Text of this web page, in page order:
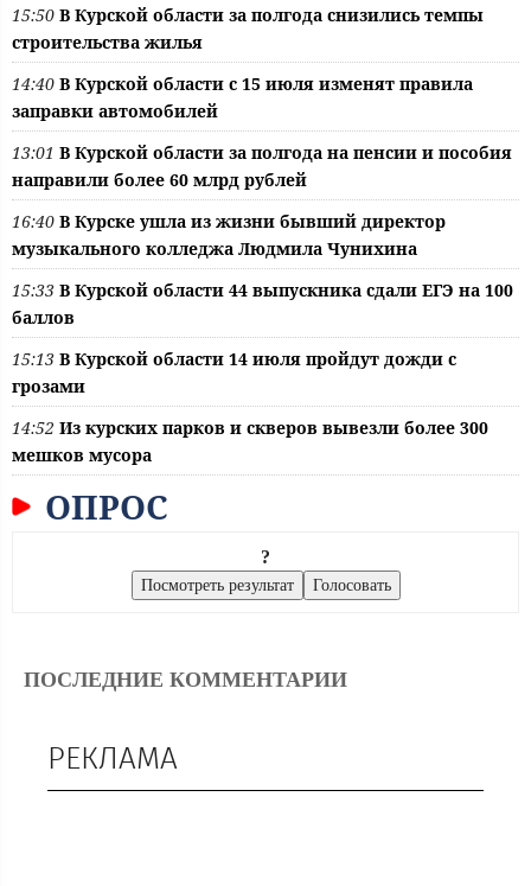
15:50 В Курской области за полгода снизились темпы
строительства жилья
14:40 В Курской области с 15 июля изменят правила
заправки автомобилей
13:01 В Курской области за полгода на пенсии и пособия
направили более 60 млрд рублей
16:40 В Курске ушла из жизни бывший директор
музыкального колледжа Людмила Чунихина
15:33 В Курской области 44 выпускника сдали ЕГЭ на 100
баллов
15:13 В Курской области 14 июля пройдут дожди с
грозами
14:52 Из курских парков и скверов вывезли более 300
мешков мусора
ОПРОС
?
ПОСЛЕДНИЕ КОММЕНТАРИИ
РЕКЛАМА